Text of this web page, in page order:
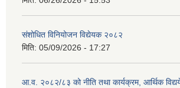
संशोधित विनियोजन विद्येयक २०८२
मिति: 05/09/2026 - 17:27
आ.व. २०८२/८३ को नीति तथा कार्यक्रम, आर्थिक